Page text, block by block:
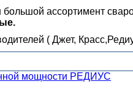
ассортимент
( Джет,
мощности РЕДИУС